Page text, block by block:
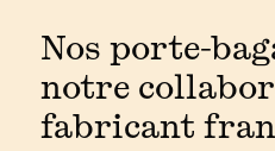
Nos porte-
notre
fabricant